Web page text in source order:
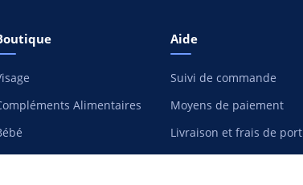
Alimentaires
Aide
Suivi de commande
Moyens de paiement
Livraison et frais de port